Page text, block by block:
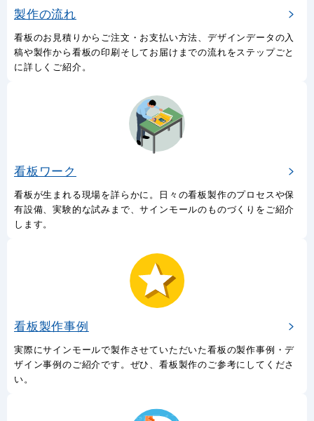
製作の流れ
看板のお見積りからご注文・お支払い方法、デザインデータの入
稿や製作から看板の印刷そしてお届けまでの流れをステップごと
に詳しくご紹介。
看板ワーク
看板が生まれる現場を詳らかに。日々の看板製作のプロセスや保
有設備、実験的な試みまで、サインモールのものづくりをご紹介
します。
看板製作事例
実際にサインモールで製作させていただいた看板の製作事例・デ
ザイン事例のご紹介です。ぜひ、看板製作のご参考にしてくださ
い。